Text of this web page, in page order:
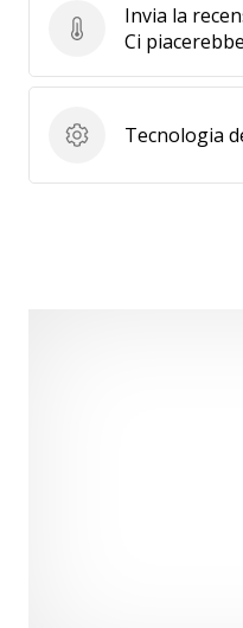
Invia la
Invia la
Ci
Tecnologia del
Tecnologia